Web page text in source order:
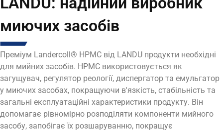
миючих засобів
Преміум Landercoll® HPMC від LANDU продукти необхідні
для мийних засобів. HPMC використовується як
загущувач, регулятор реології, диспергатор та емульгатор
у миючих засобах, покращуючи в'язкість, стабільність та
загальні експлуатаційні характеристики продукту. Він
допомагає рівномірно розподіляти компоненти мийного
засобу, запобігає їх розшаруванню, покращує